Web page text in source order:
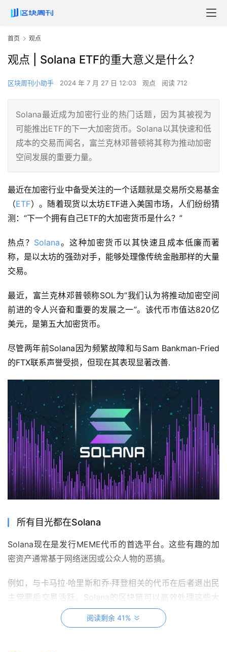
首页 观点
观点 | Solana ETF的重大意义是什么？
区块周刊小助手 2024 年 7 月 27 日 12:03 观点 阅读 712
Solana最近成为加密行业的热门话题，因为其被视为
可能推出ETF的下一大加密货币。Solana以其快速和低
成本的交易而闻名，富兰克林邓普顿将其称为推动加密
空间发展的重要力量。
最近在加密行业中备受关注的一个话题就是交易所交易基金
（ETF）。随着现货以太坊ETF进入美国市场，人们纷纷猜
测：“下一个拥有自己ETF的大加密货币是什么？”
热点？ Solana。这种加密货币以其快速且成本低廉而著
称，是以太坊的强劲对手，能够处理像传统金融那样的大量
交易。
最近，富兰克林邓普顿称SOL为“我们认为将推动加密空间
前进的令人兴奋和重要的发展之一”。该代币市值达820亿
美元，是第五大加密货币。
尽管两年前Solana因为频繁故障和与Sam Bankman-Fried
的FTX联系声誉受损，但现在其表现显著改善.
所有目光都在Solana
Solana现在是发行MEME代币的首选平台。这些有趣的加
密资产通常基于网络迷因或公众人物的恶搞。
例如，与卡马拉·哈里斯和乔·拜登相关的代币在后者退出民
主党票后交易活跃。Solana的区块链可以高效处理这些大
阅读剩余 41%